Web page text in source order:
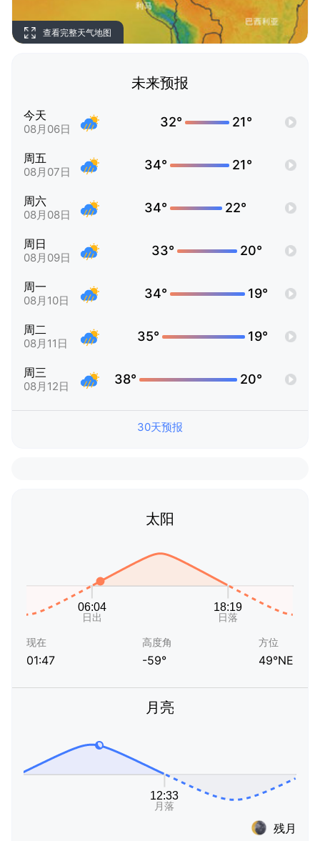
查看完整天气地图
未来预报
今天
08月06日 32° 21°
周五
08月07日 34° 21°
周六
08月08日 34° 22°
周日
08月09日 33° 20°
周一
08月10日 34° 19°
周二
08月11日 35° 19°
周三
08月12日 38° 20°
30天预报
太阳
现在
01:47
高度角
-59°
方位
49°NE
月亮
残月